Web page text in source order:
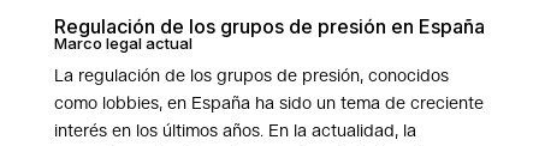
Regulación de los grupos de presión en España
Marco legal actual
La regulación de los grupos de presión, conocidos
como lobbies, en España ha sido un tema de creciente
interés en los últimos años. En la actualidad, la